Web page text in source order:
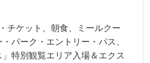
チケット、朝食、ミールクー
パーク・エントリー・パス、
」特別観覧エリア入場＆エクス